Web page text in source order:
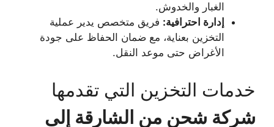
الغبار والخدوش.
إدارة احترافية: فريق متخصص يدير عملية
التخزين بعناية، مع ضمان الحفاظ على جودة
الأغراض حتى موعد النقل.
خدمات التخزين التي تقدمها
شركة شحن من الشارقة إلى